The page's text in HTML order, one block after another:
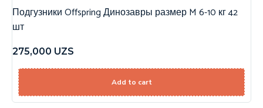
Подгузники Offspring Динозавры размер M 6-10 кг 42
шт
275,000 UZS
Add to cart